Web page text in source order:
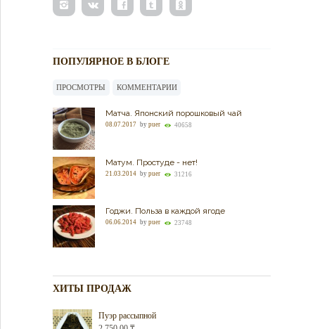
ПОПУЛЯРНОЕ В БЛОГЕ
ПРОСМОТРЫ КОММЕНТАРИИ
Матча. Японский порошковый чай
08.07.2017 by puer 40658
Матум. Простуде - нет!
21.03.2014 by puer 31216
Годжи. Польза в каждой ягоде
06.06.2014 by puer 23748
ХИТЫ ПРОДАЖ
Пуэр рассыпной